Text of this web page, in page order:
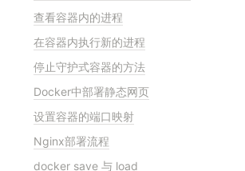
查看容器内的进程
在容器内执行新的进程
停止守护式容器的方法
Docker中部署静态网页
设置容器的端口映射
Nginx部署流程
docker save 与 load